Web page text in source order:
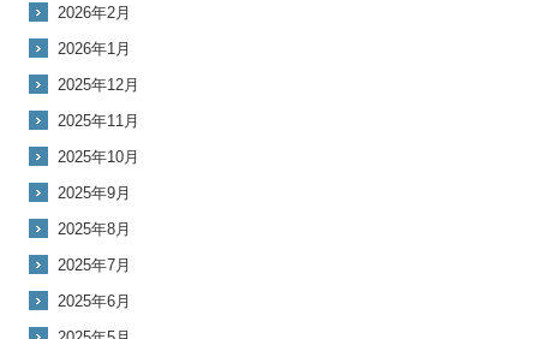
2026年2月
2026年1月
2025年12月
2025年11月
2025年10月
2025年9月
2025年8月
2025年7月
2025年6月